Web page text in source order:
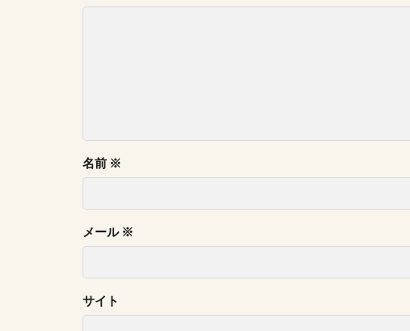
名前 ※
メール ※
サイト